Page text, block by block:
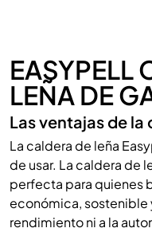
EASYPELL
LEÑA DE
Las ventajas de la
La caldera de leña
de usar. La caldera de
perfecta para quienes
económica, sostenible
rendimiento ni a la